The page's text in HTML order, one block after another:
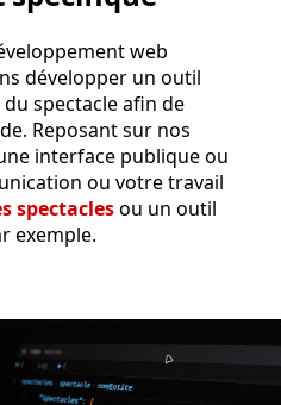
web
développer un outil
spectacle afin de
Reposant sur nos
interface publique ou
ou votre travail
spectaclesou un outil
exemple.